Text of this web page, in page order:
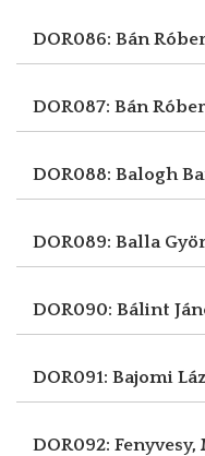
DOR086: Bán
DOR087: Bán
DOR088: Balogh
DOR089: Balla
DOR090: Bálint
DOR091: Bajomi
DOR092: Fenyvesy,